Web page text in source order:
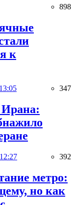
898
к
347
Ирана:
392
метро:
но как